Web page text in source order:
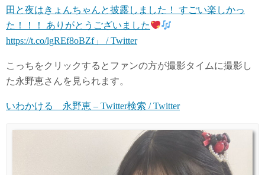
田と夜はきょんちゃんと披露しました！ すごい楽しかっ
た！！！ ありがとうございました
https://t.co/lgREf8oBZf」 / Twitter
こっちをクリックするとファンの方が撮影タイムに撮影し
た永野恵さんを見られます。
いわかける 永野恵 – Twitter検索 / Twitter